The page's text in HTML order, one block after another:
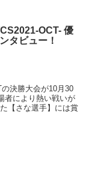
OCT- 優
タビュー！
決勝大会が10月30
者により熱い戦いが
【さな選手】には賞